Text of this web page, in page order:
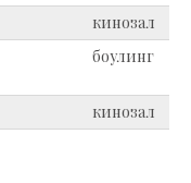
кинозал
боулинг
кинозал